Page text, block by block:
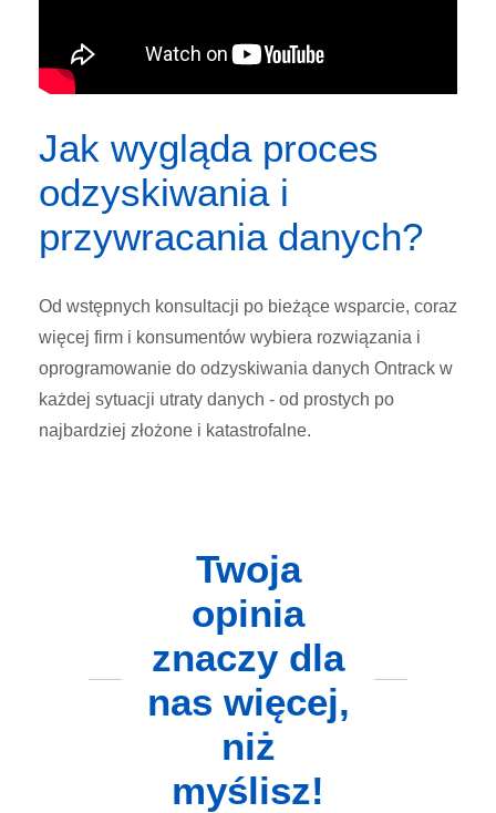
Jak wygląda proces
odzyskiwania i
przywracania danych?
Od wstępnych konsultacji po bieżące wsparcie, coraz
więcej firm i konsumentów wybiera rozwiązania i
oprogramowanie do odzyskiwania danych Ontrack w
każdej sytuacji utraty danych - od prostych po
najbardziej złożone i katastrofalne.
Twoja
opinia
znaczy dla
nas więcej,
niż
myślisz!